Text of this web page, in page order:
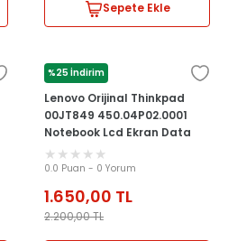
Sepete Ekle
%25 İndirim
LENOVO
Lenovo Orijinal Thinkpad
00JT849 450.04P02.0001
Notebook Lcd Ekran Data
Flex Kablosu
0.0 Puan - 0 Yorum
1.650,00 TL
2.200,00TL